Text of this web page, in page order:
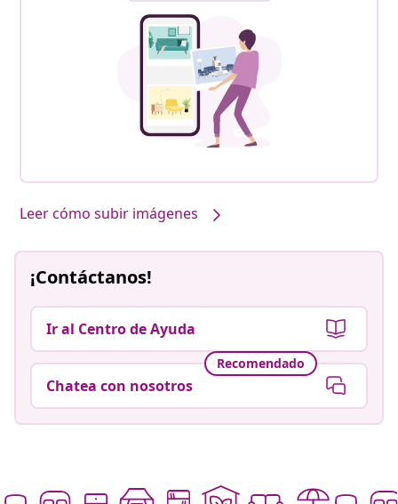
Leer cómo subir imágenes
¡Contáctanos!
Ir al Centro de Ayuda
Recomendado
Chatea con nosotros